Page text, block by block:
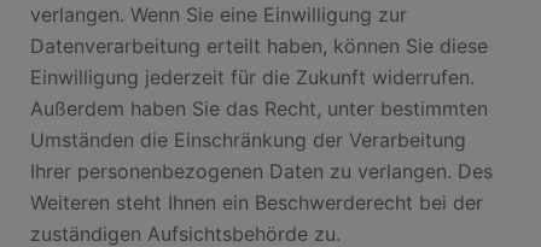
verlangen. Wenn Sie eine Einwilligung zur
Datenverarbeitung erteilt haben, können Sie diese
Einwilligung jederzeit für die Zukunft widerrufen.
Außerdem haben Sie das Recht, unter bestimmten
Umständen die Einschränkung der Verarbeitung
Ihrer personenbezogenen Daten zu verlangen. Des
Weiteren steht Ihnen ein Beschwerderecht bei der
zuständigen Aufsichtsbehörde zu.